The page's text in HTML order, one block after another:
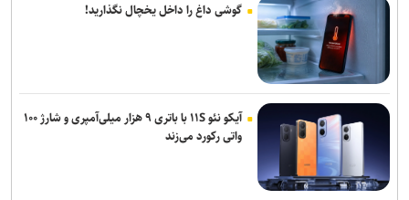
گوشی داغ را داخل یخچال نگذارید!
آیکو نئو ۱۱S با باتری ۹ هزار میلی‌آمپری و شارژ ۱۰۰
واتی رکورد می‌زند